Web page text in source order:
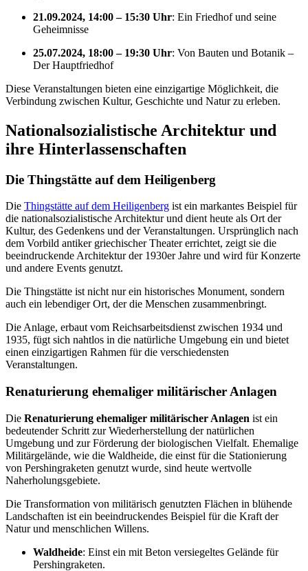
21.09.2024, 14:00 – 15:30 Uhr: Ein Friedhof und seine
Geheimnisse
25.07.2024, 18:00 – 19:30 Uhr: Von Bauten und Botanik –
Der Hauptfriedhof
Diese Veranstaltungen bieten eine einzigartige Möglichkeit, die
Verbindung zwischen Kultur, Geschichte und Natur zu erleben.
Nationalsozialistische Architektur und
ihre Hinterlassenschaften
Die Thingstätte auf dem Heiligenberg
Die Thingstätte auf dem Heiligenberg ist ein markantes Beispiel für
die nationalsozialistische Architektur und dient heute als Ort der
Kultur, des Gedenkens und der Veranstaltungen. Ursprünglich nach
dem Vorbild antiker griechischer Theater errichtet, zeigt sie die
beeindruckende Architektur der 1930er Jahre und wird für Konzerte
und andere Events genutzt.
Die Thingstätte ist nicht nur ein historisches Monument, sondern
auch ein lebendiger Ort, der die Menschen zusammenbringt.
Die Anlage, erbaut vom Reichsarbeitsdienst zwischen 1934 und
1935, fügt sich nahtlos in die natürliche Umgebung ein und bietet
einen einzigartigen Rahmen für die verschiedensten
Veranstaltungen.
Renaturierung ehemaliger militärischer Anlagen
Die Renaturierung ehemaliger militärischer Anlagen ist ein
bedeutender Schritt zur Wiederherstellung der natürlichen
Umgebung und zur Förderung der biologischen Vielfalt. Ehemalige
Militärgelände, wie die Waldheide, die einst für die Stationierung
von Pershingraketen genutzt wurde, sind heute wertvolle
Naherholungsgebiete.
Die Transformation von militärisch genutzten Flächen in blühende
Landschaften ist ein beeindruckendes Beispiel für die Kraft der
Natur und menschlichen Willens.
Waldheide: Einst ein mit Beton versiegeltes Gelände für
Pershingraketen.